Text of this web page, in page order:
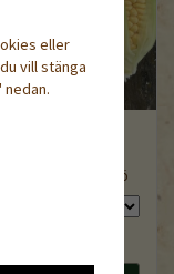
ekologiskt frö
eller
vill stänga